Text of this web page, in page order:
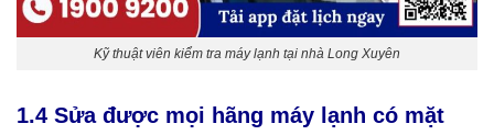
Kỹ thuật viên kiểm tra máy lạnh tại nhà Long Xuyên
1.4 Sửa được mọi hãng máy lạnh có mặt